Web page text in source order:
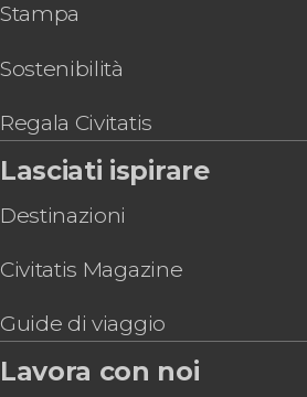
Biglietti per l'NBA a New York
Bus turistici di New York
Escursione alle Cascate del
Naturale
Biglietti per il MoMA
Stampa
Sostenibilità
Regala Civitatis
Lasciati ispirare
Destinazioni
Civitatis Magazine
Guide di viaggio
Lavora con noi